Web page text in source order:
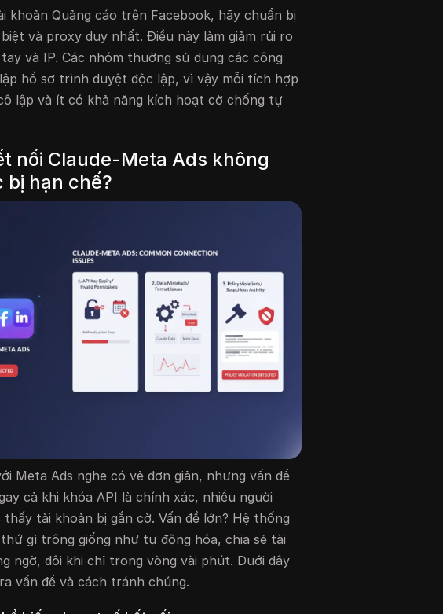
khoản Quảng cáo trên Facebook, hãy chuẩn bị
và proxy duy nhất. Điều này làm giảm rủi ro
và IP. Các nhóm thường sử dụng các công
hồ sơ trình duyệt độc lập, vì vậy mỗi tích hợp
lập và ít có khả năng kích hoạt cờ chống tự
nối Claude-Meta Ads không
bị hạn chế?
Meta Ads nghe có vẻ đơn giản, nhưng vấn đề
cả khi khóa API là chính xác, nhiều người
tài khoản bị gắn cờ. Vấn đề lớn? Hệ thống
gì trông giống như tự động hóa, chia sẻ tài
ngờ, đôi khi chỉ trong vòng vài phút. Dưới đây
vấn đề và cách tránh chúng.